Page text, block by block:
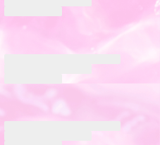
アイクローゼット シリコーン ハイド
ワンデー
±0.00〜-8.00
まとめて割引